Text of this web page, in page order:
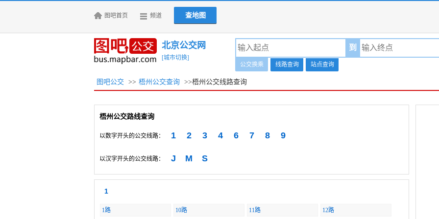
图吧首页 频道 查地图
北京公交网
[城市切换]
到
公交换乘 线路查询 站点查询
图吧公交 >> 梧州公交查询 >>梧州公交线路查询
梧州公交路线查询
以数字开头的公交线路： 1 2 3 4 6 7 8 9
以汉字开头的公交线路： J M S
1
1路 10路 11路 12路